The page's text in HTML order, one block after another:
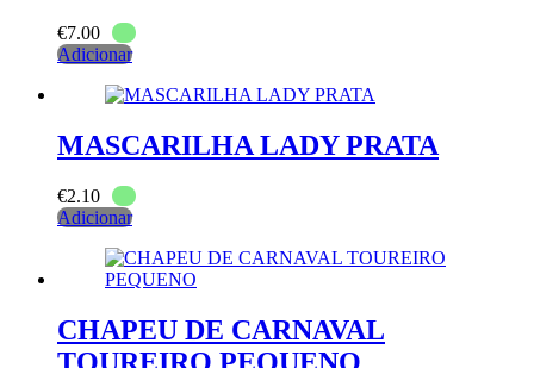
€7.00
Adicionar
MASCARILHA LADY PRATA
€2.10
Adicionar
CHAPEU DE CARNAVAL